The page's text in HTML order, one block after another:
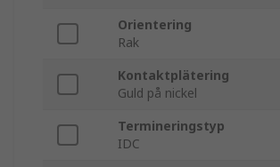
Orientering
Rak
Kontaktplätering
Guld på nickel
Termineringstyp
IDC